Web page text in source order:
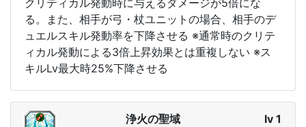
クリティカル発動時に与えるダメージが5倍にな
る。また、相手が弓・杖ユニットの場合、相手のデ
ュエルスキル発動率を下降させる ※通常時のクリテ
ィカル発動による3倍上昇効果とは重複しない ※ス
キルLv最大時25%下降させる
浄火の聖域 lv 1